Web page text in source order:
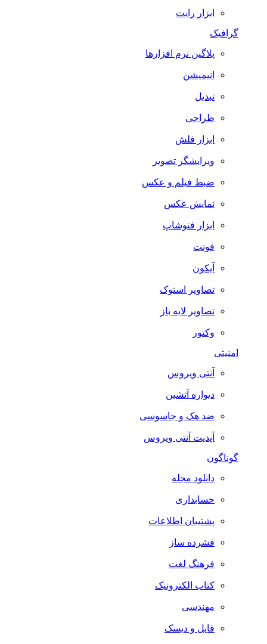
ابزار رایت
گرافیک
پلاگین نرم افزارها
انیمیشن
تبدیل
طراحی
ابزار فلش
ویرایشگر تصویر
ضبط فيلم و عكس
نمایش عکس
ابزار فتوشاپ
فونت
آیکون
تصاویر استوک
تصاویر لایه باز
وکتور
امنیتی
آنتی ویروس
دیواره آتشین
ضد هک و جاسوسی
آپدیت آنتی ویروس
گوناگون
دانلود مجله
حسابداری
پشتیبان اطلاعات
فشرده ساز
فرهنگ لغت
کتاب الکترونیک
مهندسی
فایل و دیسک